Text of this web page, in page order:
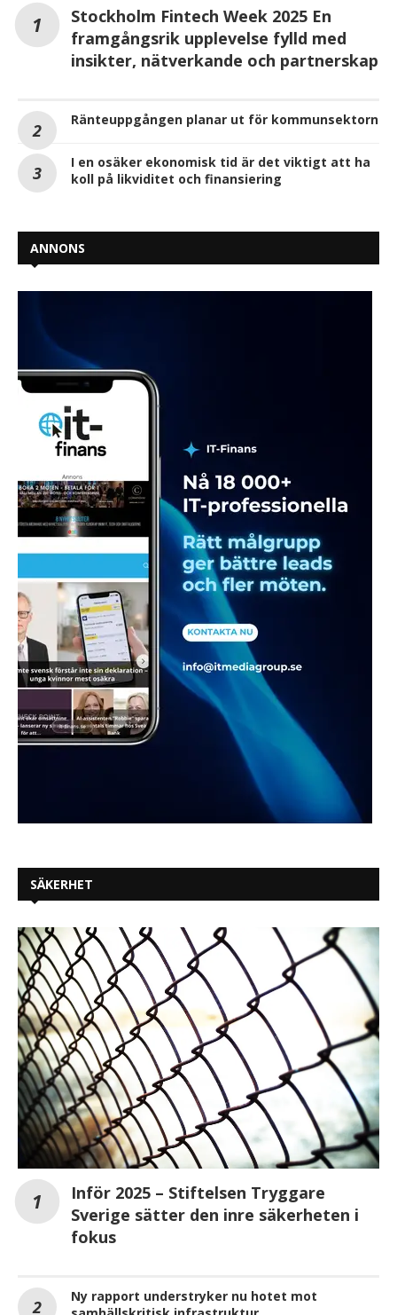
Stockholm Fintech Week 2025 En
framgångsrik upplevelse fylld med
insikter, nätverkande och partnerskap
Ränteuppgången planar ut för kommunsektorn
I en osäker ekonomisk tid är det viktigt att ha
koll på likviditet och finansiering
ANNONS
SÄKERHET
Inför 2025 – Stiftelsen Tryggare
Sverige sätter den inre säkerheten i
fokus
Ny rapport understryker nu hotet mot